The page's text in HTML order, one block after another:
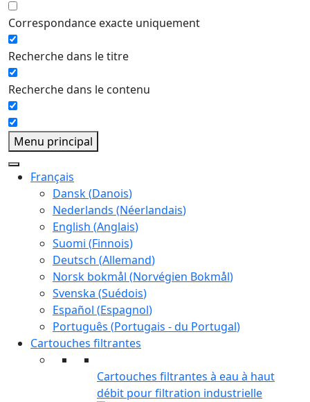
Correspondance exacte uniquement
Recherche dans le titre
Recherche dans le contenu
Menu principal
Français
Dansk(Danois)
Nederlands (Néerlandais)
English (Anglais)
Suomi (Finnois)
Deutsch (Allemand)
Norsk bokmål (Norvégien Bokmål)
Svenska (Suédois)
Español (Espagnol)
Português (Portugais - du Portugal)
Cartouches filtrantes
Cartouches filtrantes à eau à haut
débit pour filtration industrielle